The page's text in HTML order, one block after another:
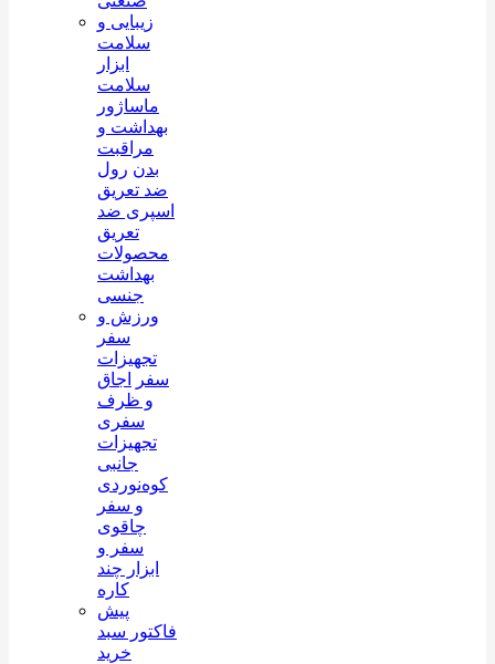
زیبایی و
سلامت
ابزار
سلامت
ماساژور
بهداشت و
مراقبت
بدن رول
ضد تعریق
اسپری ضد
تعریق
محصولات
بهداشت
جنسی
ورزش و
سفر
تجهیزات
سفر
اجاق
و ظرف
سفری
تجهیزات
جانبی
کوه‌نوردی
و سفر
چاقوی
سفر و
ابزار چند
کاره
پیش
فاکتور سبد
خرید